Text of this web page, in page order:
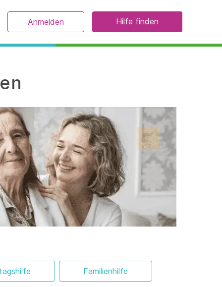
Anmelden Hilfe finden
Familienhilfe